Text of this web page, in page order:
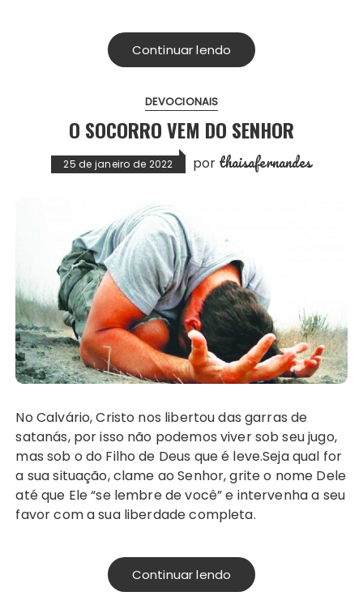
Continuar lendo
DEVOCIONAIS
O SOCORRO VEM DO SENHOR
25 de janeiro de 2022 por thaisafernandes
No Calvário, Cristo nos libertou das garras de
satanás, por isso não podemos viver sob seu jugo,
mas sob o do Filho de Deus que é leve.Seja qual for
a sua situação, clame ao Senhor, grite o nome Dele
até que Ele “se lembre de você” e intervenha a seu
favor com a sua liberdade completa.
Continuar lendo